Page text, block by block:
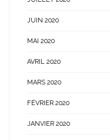
JUIN 2020
MAI 2020
AVRIL 2020
MARS 2020
FÉVRIER 2020
JANVIER 2020